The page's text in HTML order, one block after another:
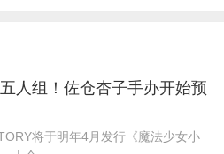
人组！佐仓杏子手办开始预
将于明年4月发行《魔法少女小